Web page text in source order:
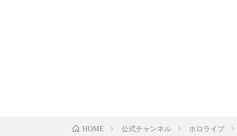
HOME 公式チャンネル ホロライブ